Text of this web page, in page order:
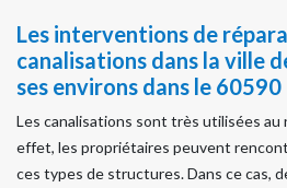
Les interventions de
canalisations dans la ville
ses environs dans le 60590
Les canalisations sont très utilisées au
effet, les propriétaires peuvent
ces types de structures. Dans ce cas,